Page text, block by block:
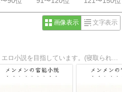
画像表示 文字表示
濃厚でいやらしい官能小説 エロ小説を目指しています。(寝取られ小説も)